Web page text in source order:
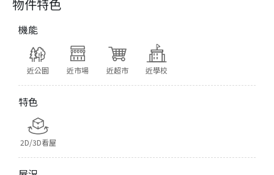
物件特色
機能
近公園 近市場 近超市 近學校
特色
2D/3D看屋